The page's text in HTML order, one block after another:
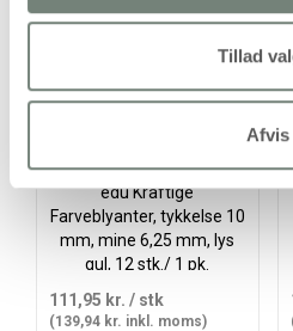
Tillad
Afvis
edu Kraftige
Farveblyanter, tykkelse 10
mm, mine 6,25 mm, lys
gul, 12 stk./ 1 pk.
111,95 kr. / stk
(139,94 kr. inkl. moms)